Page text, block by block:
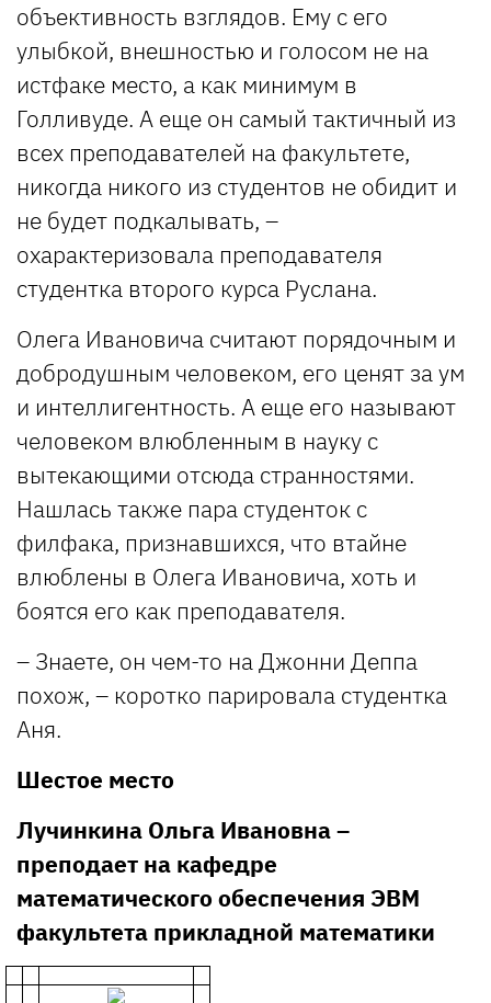
объективность взглядов. Ему с его
улыбкой, внешностью и голосом не на
истфаке место, а как минимум в
Голливуде. А еще он самый тактичный из
всех преподавателей на факультете,
никогда никого из студентов не обидит и
не будет подкалывать, –
охарактеризовала преподавателя
студентка второго курса Руслана.
Олега Ивановича считают порядочным и
добродушным человеком, его ценят за ум
и интеллигентность. А еще его называют
человеком влюбленным в науку с
вытекающими отсюда странностями.
Нашлась также пара студенток с
филфака, признавшихся, что втайне
влюблены в Олега Ивановича, хоть и
боятся его как преподавателя.
– Знаете, он чем-то на Джонни Деппа
похож, – коротко парировала студентка
Аня.
Шестое место
Лучинкина Ольга Ивановна –
преподает на кафедре
математического обеспечения ЭВМ
факультета прикладной математики